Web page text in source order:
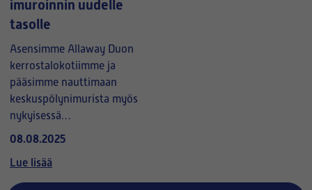
imuroinnin uudelle
tasolle
Asensimme Allaway Duon
kerrostalokotiimme ja
pääsimme nauttimaan
keskuspölynimurista myös
nykyisessä
kaupunkikodissa. Imuri on
sekä kevyt käyttää.
Asentamiseen meni noin
08.08.2025
Lue lisää